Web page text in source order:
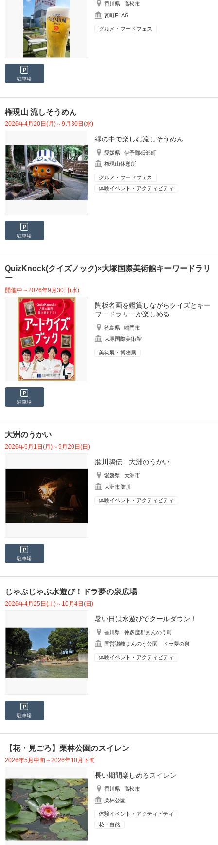
香川県
高松市
瓦町FLAG
グルメ・フードフェス
駐車場
権現山 流しそうめん
2026年4月20日(月)～9月30日(水)
緑の中で楽しむ流しそうめん
愛媛県
伊予郡砥部町
権現山休憩所
グルメ・フードフェス
体験イベント・アクティビティ
駐車場
QuizKnock(クイズノック)×大塚国際美術館キーワードラリ
ー
開催中～2026年9月30日(水)
陶板名画を鑑賞しながらクイズとキー
ワードラリーが楽しめる
徳島県
鳴門市
大塚国際美術館
美術展・博物展
駐車場
大洲のうかい
2026年6月1日(月)～9月20日(日)
肱川鵜伝 大洲のうかい
愛媛県
大洲市
大洲市肱川
体験イベント・アクティビティ
駐車場
じゃぶじゃぶ水遊び！ドラ夢の泉広場
2026年4月25日(土)～10月4日(日)
暑い日は水遊びでクールダウン！
香川県
仲多度郡まんのう町
国営讃岐まんのう公園 ドラ夢の泉
体験イベント・アクティビティ
駐車場
【花・見ごろ】栗林公園のスイレン
2026年5月中旬～2026年10月下旬
長い期間楽しめるスイレン
香川県
高松市
栗林公園
体験イベント・アクティビティ
花・自然